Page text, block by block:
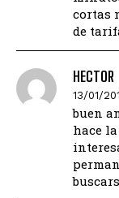
cortas
de
HECTOR
13/01/
buen
hace